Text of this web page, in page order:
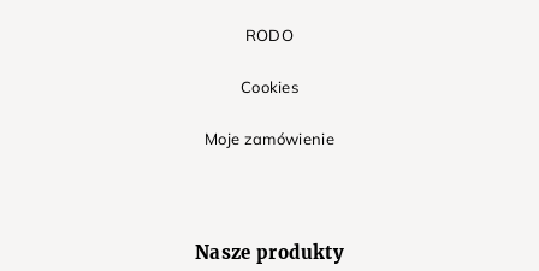
RODO
Cookies
Moje zamówienie
Nasze produkty